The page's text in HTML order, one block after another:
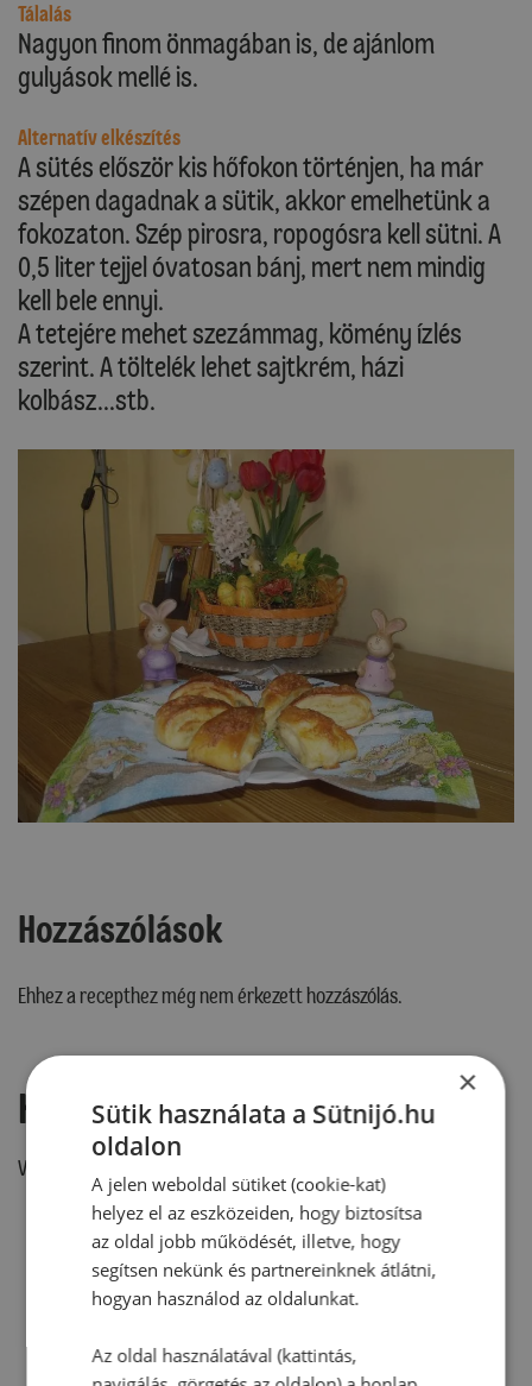
Tálalás
Nagyon finom önmagában is, de ajánlom
gulyások mellé is.
Alternatív elkészítés
A sütés először kis hőfokon történjen, ha már
szépen dagadnak a sütik, akkor emelhetünk a
fokozaton. Szép pirosra, ropogósra kell sütni. A
0,5 liter tejjel óvatosan bánj, mert nem mindig
kell bele ennyi.
A tetejére mehet szezámmag, kömény ízlés
szerint. A töltelék lehet sajtkrém, házi
kolbász...stb.
Hozzászólások
Ehhez a recepthez még nem érkezett hozzászólás.
Hozzászólás írása
Vélemény írásához, kérjük,
RECEPTAJÁNLÓ
×
Sütik használata a Sütnijó.hu
oldalon
A jelen weboldal sütiket (cookie-kat)
helyez el az eszközeiden, hogy biztosítsa
az oldal jobb működését, illetve, hogy
segítsen nekünk és partnereinknek átlátni,
hogyan használod az oldalunkat.
Az oldal használatával (kattintás,